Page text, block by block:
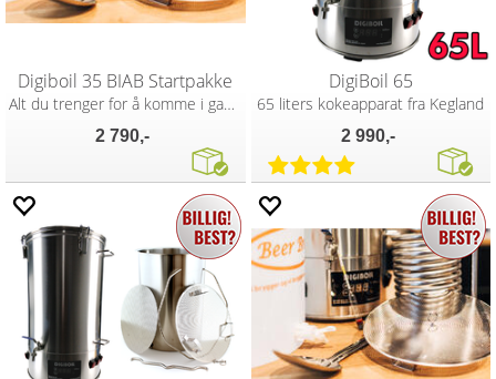
Digiboil 35 BIAB Startpakke
Alt du trenger for å komme i gang!
2 790,-
DigiBoil 65
65 liters kokeapparat fra Kegland
2 990,-